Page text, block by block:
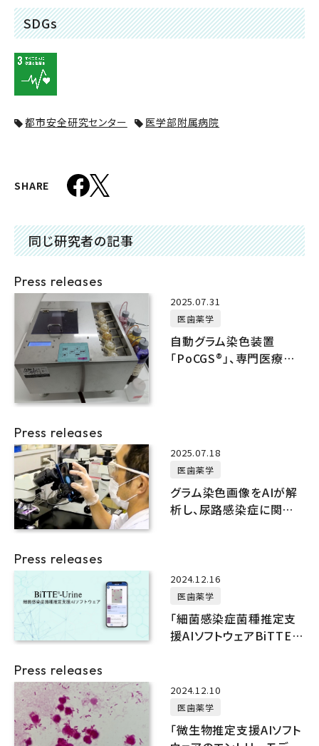
SDGs
都市安全研究センター 医学部附属病院
SHARE
同じ研究者の記事
Press releases
2025.07.31
医歯薬学
自動グラム染色装置
「PoCGS®」、専門医療職
Press releases
2025.07.18
医歯薬学
グラム染色画像をAIが解
析し、尿路感染症に関連
Press releases
2024.12.16
医歯薬学
「細菌感染症菌種推定支
援AIソフトウェアBiTTE®-
Press releases
2024.12.10
医歯薬学
「微生物推定支援AIソフト